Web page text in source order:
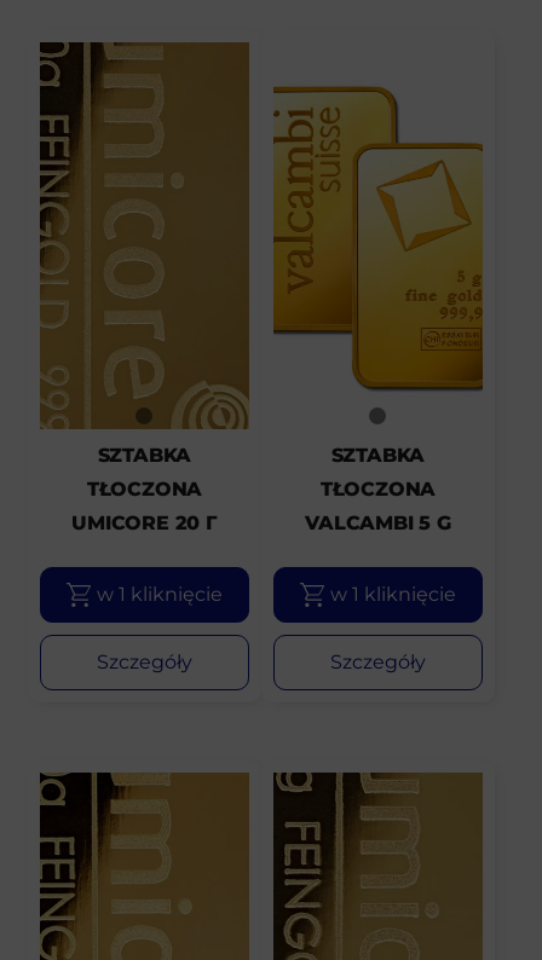
SZTABKA
TŁOCZONA
UMICORE 20 Г
w 1 kliknięcie
Szczegóły
SZTABKA
TŁOCZONA
VALCAMBI 5 G
w 1 kliknięcie
Szczegóły